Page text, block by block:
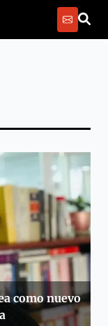
como nuevo